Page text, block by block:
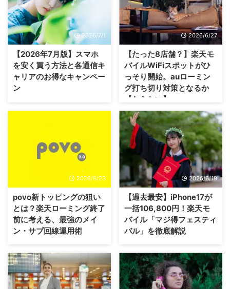
2026/7/1
【2026年7月版】スマホ
を安く買う方法と各通信キ
ャリアのお得なキャンペー
ン
2026/6/27
【たった8店舗？】楽天モ
バイルWiFiスポットがひ
っそり開始。auローミン
グ打ち切り対策となるか
【ならない】
2026/6/23
povo新トッピングの狙い
とは？楽天ローミング終了
前に考える、最強のメイ
ン・サブ回線運用術
2026/6/19
【過去最安】iPhone17が
一括106,800円！楽天モ
バイル「マジ得フェスティ
バル」を徹底解説